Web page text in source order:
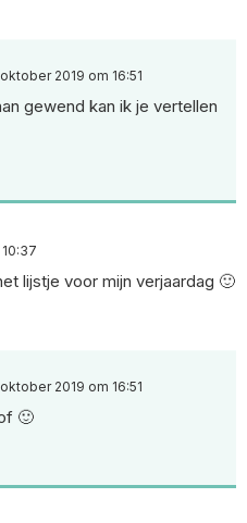
2019 om 16:51
gewend kan ik je vertellen
lijstje voor mijn verjaardag 🙂
2019 om 16:51
🙂